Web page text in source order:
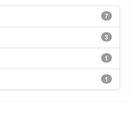
7
3
1
1